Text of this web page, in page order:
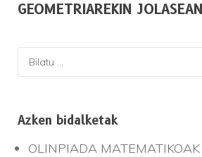
GEOMETRIAREKIN JOLASEAN
Azken bidalketak
OLINPIADA MATEMATIKOAK